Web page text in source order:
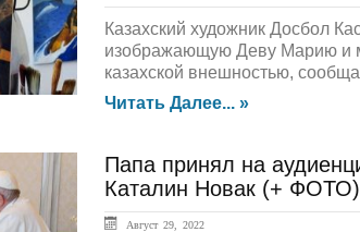
Казахский художник Досбол
изображающую Деву Марию и
казахской внешностью,
Читать Далее... »
Папа принял на
Каталин Новак (+ ФОТО)
Август 29, 2022